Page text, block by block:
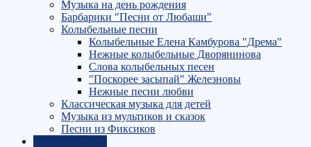
Музыка на день рождения
Барбарики "Песни от Любаши"
Колыбельные песни
Колыбельные Елена Камбурова "Дрема"
Нежные колыбельные Дворянинова
Слова колыбельных песен
"Поскорее засыпай" Железновы
Нежные песни любви
Классическая музыка для детей
Музыка из мультиков и сказок
Песни из Фиксиков